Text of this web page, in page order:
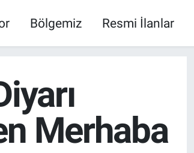
Bölgemiz Resmi İlanlar
Merhaba